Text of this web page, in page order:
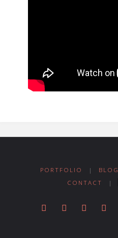
PORTFOLIO | BLOG
CONTACT
|